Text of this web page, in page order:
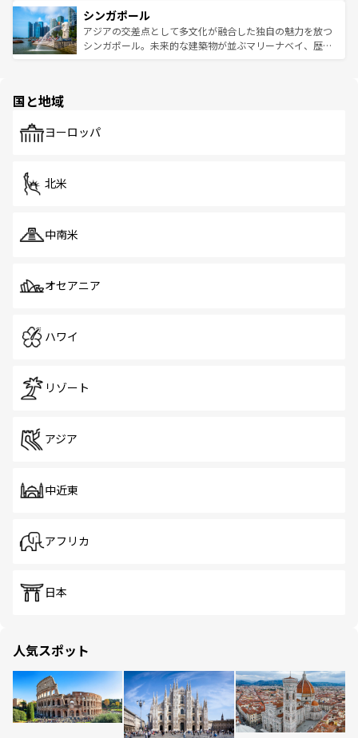
参照してほしい。
激する。気候は一年中温暖で、どの季節にも異なる楽しみ
が待っている。親しみやすいタイの人々、仏教を中心とし
た文化、そして多様な観光資源が、訪れる旅人を魅了し続
み、どこを訪れても感動するはず。観光スポットが密集し
ており、効率よく見どころを回れるのも魅力。息をのむよ
うな絶景から文化的な体験まで、香港を存分に楽しみ尽く
シンガポール
アジアの交差点として多文化が融合した独自の魅力を放つ
シンガポール。未来的な建築物が並ぶマリーナベイ、歴史
で、ホーカーズは地元の風情を楽しめる外せないスポット
国と地域
ヨーロッパ
北米
中南米
オセアニア
ハワイ
リゾート
アジア
中近東
アフリカ
日本
人気スポット